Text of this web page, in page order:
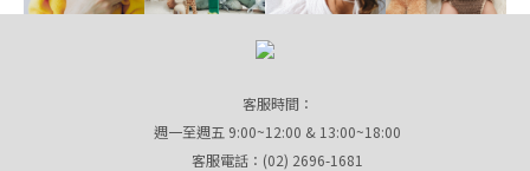
客服時間：
週一至週五 9:00~12:00 & 13:00~18:00
客服電話：(02) 2696-1681